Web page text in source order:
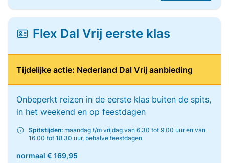
Flex Dal Vrij eerste klas
Tijdelijke actie: Nederland Dal Vrij aanbieding
Onbeperkt reizen in de eerste klas buiten de spits,
in het weekend en op feestdagen
Spitstijden: maandag t/m vrijdag van 6.30 tot 9.00 uur en van
16.00 tot 18.30 uur, behalve feestdagen
normaal € 169,95